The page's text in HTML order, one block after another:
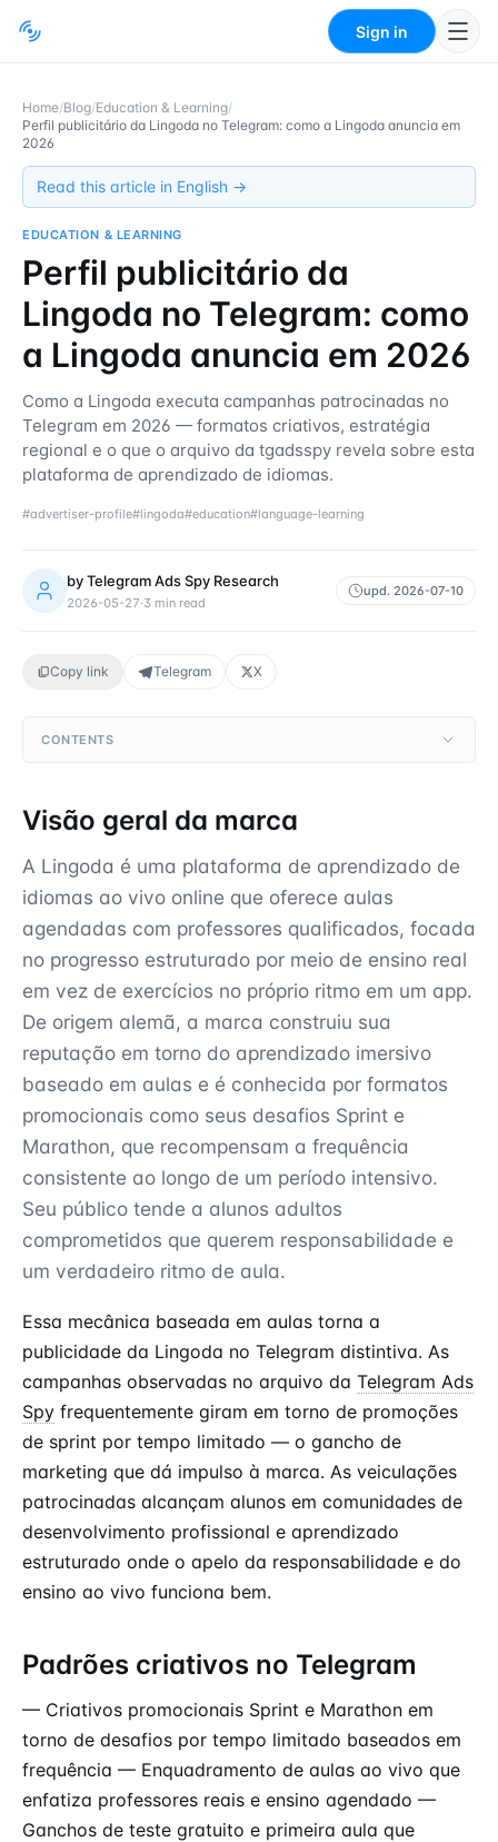
Sign in
Home/Blog/Education & Learning/
Perfil publicitário da Lingoda no Telegram: como a Lingoda anuncia em
2026
Read this article in English →
EDUCATION & LEARNING
Perfil publicitário da
Lingoda no Telegram: como
a Lingoda anuncia em 2026
Como a Lingoda executa campanhas patrocinadas no
Telegram em 2026 — formatos criativos, estratégia
regional e o que o arquivo da tgadsspy revela sobre esta
plataforma de aprendizado de idiomas.
#advertiser-profile#lingoda#education#language-learning
byTelegram Ads Spy Research
2026-05-27·3 min read
upd. 2026-07-10
Copy link Telegram X
CONTENTS
Visão geral da marca
A Lingoda é uma plataforma de aprendizado de
idiomas ao vivo online que oferece aulas
agendadas com professores qualificados, focada
no progresso estruturado por meio de ensino real
em vez de exercícios no próprio ritmo em um app.
De origem alemã, a marca construiu sua
reputação em torno do aprendizado imersivo
baseado em aulas e é conhecida por formatos
promocionais como seus desafios Sprint e
Marathon, que recompensam a frequência
consistente ao longo de um período intensivo.
Seu público tende a alunos adultos
comprometidos que querem responsabilidade e
um verdadeiro ritmo de aula.
Essa mecânica baseada em aulas torna a
publicidade da Lingoda no Telegram distintiva. As
campanhas observadas no arquivo da Telegram Ads
Spy frequentemente giram em torno de promoções
de sprint por tempo limitado — o gancho de
marketing que dá impulso à marca. As veiculações
patrocinadas alcançam alunos em comunidades de
desenvolvimento profissional e aprendizado
estruturado onde o apelo da responsabilidade e do
ensino ao vivo funciona bem.
Padrões criativos no Telegram
— Criativos promocionais Sprint e Marathon em
torno de desafios por tempo limitado baseados em
frequência — Enquadramento de aulas ao vivo que
enfatiza professores reais e ensino agendado —
Ganchos de teste gratuito e primeira aula que